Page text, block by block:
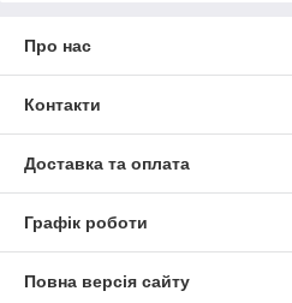
Про нас
Контакти
Доставка та оплата
Графік роботи
Повна версія сайту